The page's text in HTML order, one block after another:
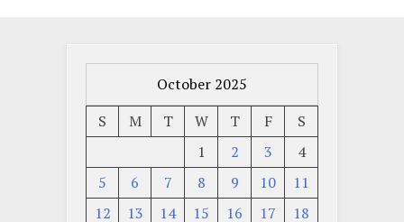
October 2025
S
M T W T F
S
1
2 3
4
5
6 7 8 9 10
11
12
13 14 15 16 17 18